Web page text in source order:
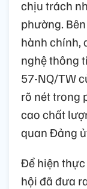
chịu trách
phường.
hành chính,
nghệ thông
57-NQ/TW
rõ nét trong
cao chất
quan Đảng
Để hiện
hội đã đưa